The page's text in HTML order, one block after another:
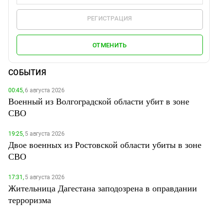
РЕГИСТРАЦИЯ
ОТМЕНИТЬ
СОБЫТИЯ
00:45,6 августа 2026
Военный из Волгоградской области убит в зоне
СВО
19:25,5 августа 2026
Двое военных из Ростовской области убиты в зоне
СВО
17:31,5 августа 2026
Жительница Дагестана заподозрена в оправдании
терроризма